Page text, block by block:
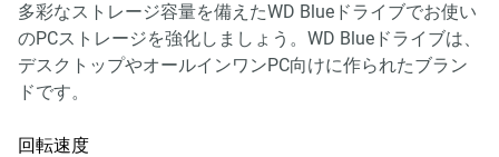
多彩なストレージ容量を備えたWD Blueドライブでお使い
のPCストレージを強化しましょう。WD Blueドライブは、
デスクトップやオールインワンPC向けに作られたブラン
ドです。
回転速度